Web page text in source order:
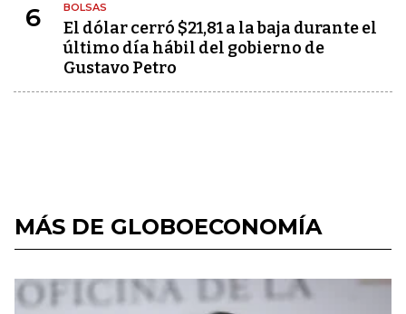
6 BOLSAS
El dólar cerró $21,81 a la baja durante el
último día hábil del gobierno de
Gustavo Petro
MÁS DE GLOBOECONOMÍA